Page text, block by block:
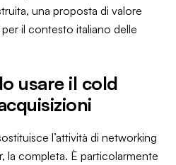
una proposta di valore
il contesto italiano delle
usare il cold
l’attività di networking
la completa. È particolarmente